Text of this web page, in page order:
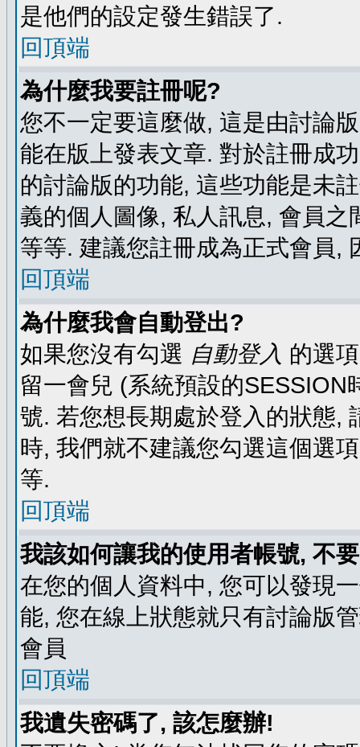
是他們的設定發生錯誤了.
回頂端
為什麼我要註冊呢?
您不一定要這麼做, 這是由討論
能在版上發表文章. 對於註冊成
的討論版的功能, 這些功能是未
義的個人圖像, 私人訊息, 會員
等等. 建議您註冊成為正式會員,
回頂端
為什麼我會自動登出?
如果您沒有勾選 自動登入 的選
留一會兒 (系統預設的
號. 若您想長期處於登入的狀態,
時, 我們就不建議您勾選這個選
等.
回頂端
我該如何讓我的使用者帳號, 不
在您的個人資料中, 您可以發現
能, 您在線上狀態就只有討論版
會員
回頂端
我遺失密碼了, 該怎麼辦!